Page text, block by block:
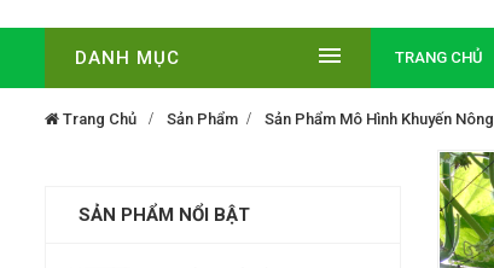
DANH MỤC TRANG CHỦ
Trang Chủ Sản Phẩm Sản Phẩm Mô Hình Khuyến Nông
SẢN PHẨM NỔI BẬT